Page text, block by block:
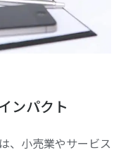
ンパクト
、小売業やサービス